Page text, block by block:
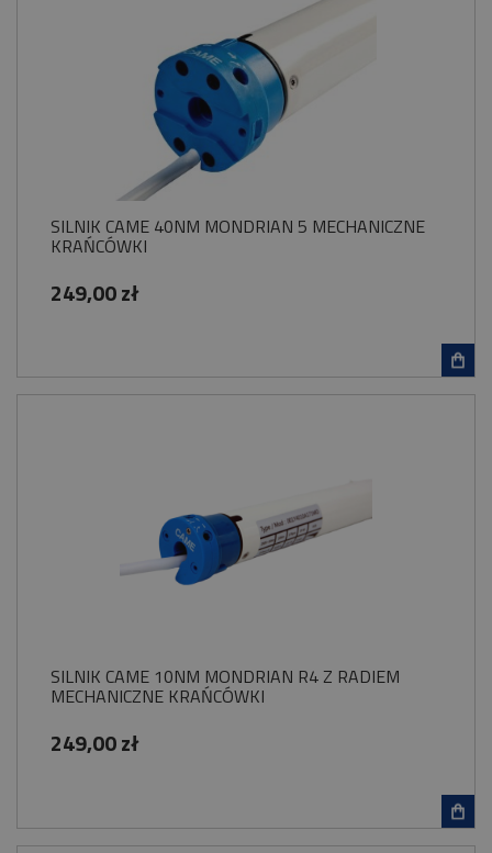
SILNIK CAME 40NM MONDRIAN 5 MECHANICZNE
KRAŃCÓWKI
249,00 zł
SILNIK CAME 10NM MONDRIAN R4 Z RADIEM
MECHANICZNE KRAŃCÓWKI
249,00 zł